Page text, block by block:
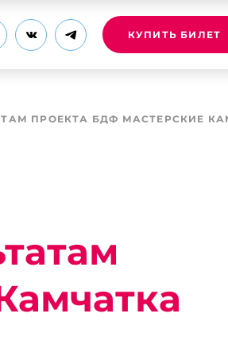
КУПИТЬ БИЛЕТ
ПРОЕКТА БДФ МАСТЕРСКИЕ